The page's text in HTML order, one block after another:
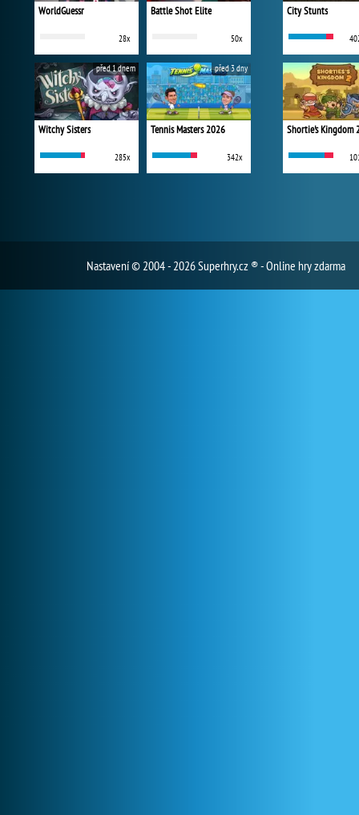
WorldGuessr
28x
Battle Shot Elite
50x
Witchy Sisters
285x
před 1 dnem
Tennis Masters 2026
342x
před 3 dny
City Stunts
Shortie's Kingdom
Nastavení© 2004 - 2026 Superhry.cz ® - Online hry zdarma